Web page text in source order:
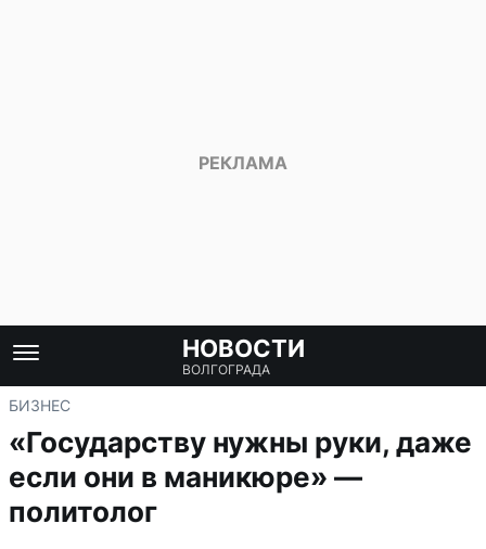
НОВОСТИ
ВОЛГОГРАДА
БИЗНЕС
«Государству нужны руки, даже
если они в маникюре» —
политолог